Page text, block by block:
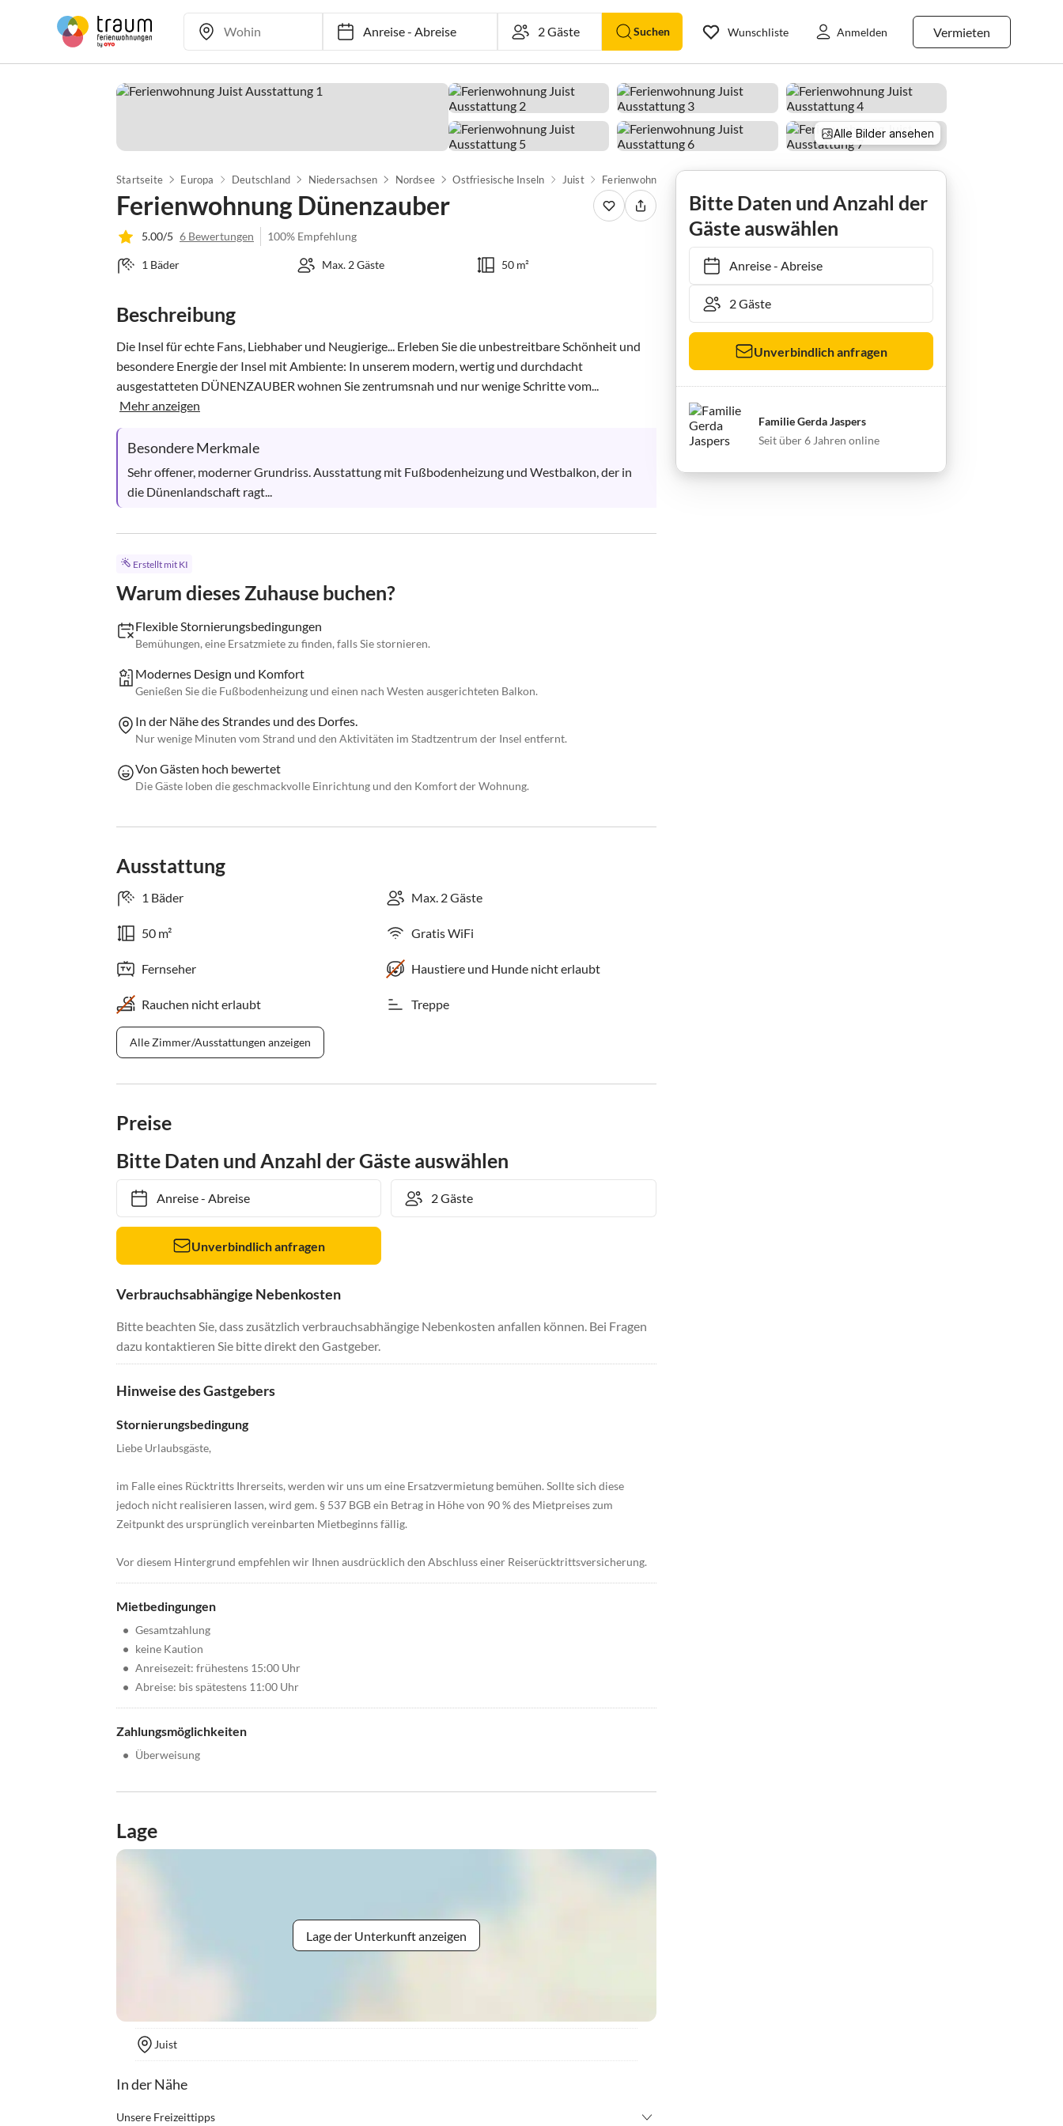
Anreise-Abreise Suchen Vermieten
Wunschliste Anmelden
Alle Bilder ansehen
Startseite Europa Deutschland Niedersachsen Nordsee Ostfriesische Inseln Juist Ferienwohnung Dünenzauber
Ferienwohnung Dünenzauber
5.00/5 6 Bewertungen 100% Empfehlung
1 Bäder Max. 2 Gäste 50 m²
Beschreibung
Die Insel für echte Fans, Liebhaber und Neugierige... Erleben Sie die unbestreitbare Schönheit und
besondere Energie der Insel mit Ambiente: In unserem modern, wertig und durchdacht
ausgestatteten DÜNENZAUBER wohnen Sie zentrumsnah und nur wenige Schritte vom...
Mehr anzeigen
Besondere Merkmale
Sehr offener, moderner Grundriss. Ausstattung mit Fußbodenheizung und Westbalkon, der in
die Dünenlandschaft ragt...
Erstellt mit KI
Warum dieses Zuhause buchen?
Flexible Stornierungsbedingungen
Bemühungen, eine Ersatzmiete zu finden, falls Sie stornieren.
Modernes Design und Komfort
Genießen Sie die Fußbodenheizung und einen nach Westen ausgerichteten Balkon.
In der Nähe des Strandes und des Dorfes.
Nur wenige Minuten vom Strand und den Aktivitäten im Stadtzentrum der Insel entfernt.
Von Gästen hoch bewertet
Die Gäste loben die geschmackvolle Einrichtung und den Komfort der Wohnung.
Ausstattung
1 Bäder Max. 2 Gäste
50 m² Gratis WiFi
Fernseher Haustiere und Hunde nicht erlaubt
Rauchen nicht erlaubt Treppe
Alle Zimmer/Ausstattungen anzeigen
Preise
Bitte Daten und Anzahl der Gäste auswählen
Anreise- Abreise
Unverbindlich anfragen
Verbrauchsabhängige Nebenkosten
Bitte beachten Sie, dass zusätzlich verbrauchsabhängige Nebenkosten anfallen können. Bei Fragen
dazu kontaktieren Sie bitte direkt den Gastgeber.
Hinweise des Gastgebers
Stornierungsbedingung
Liebe Urlaubsgäste,
im Falle eines Rücktritts Ihrerseits, werden wir uns um eine Ersatzvermietung bemühen. Sollte sich diese
jedoch nicht realisieren lassen, wird gem. § 537 BGB ein Betrag in Höhe von 90 % des Mietpreises zum
Zeitpunkt des ursprünglich vereinbarten Mietbeginns fällig.
Vor diesem Hintergrund empfehlen wir Ihnen ausdrücklich den Abschluss einer Reiserücktrittsversicherung.
Mietbedingungen
• Gesamtzahlung
• keine Kaution
• Anreisezeit: frühestens 15:00 Uhr
• Abreise: bis spätestens 11:00 Uhr
Zahlungsmöglichkeiten
• Überweisung
Lage
Lage der Unterkunft anzeigen
Juist
In der Nähe
Unsere Freizeittipps
Bitte Daten und Anzahl der
Gäste auswählen
Anreise- Abreise
Unverbindlich anfragen
Familie Gerda Jaspers
Seit über 6 Jahren online